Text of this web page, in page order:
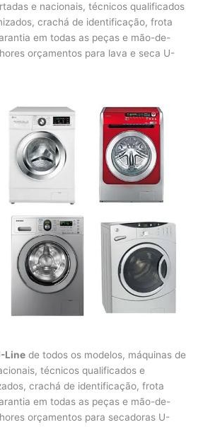
e nacionais, técnicos qualificados
crachá de identificação, frota
em todas as peças e mão-de-
orçamentos para lava e seca U-
Line de todos os modelos, máquinas de
técnicos qualificados e
crachá de identificação, frota
em todas as peças e mão-de-
orçamentos para secadoras U-